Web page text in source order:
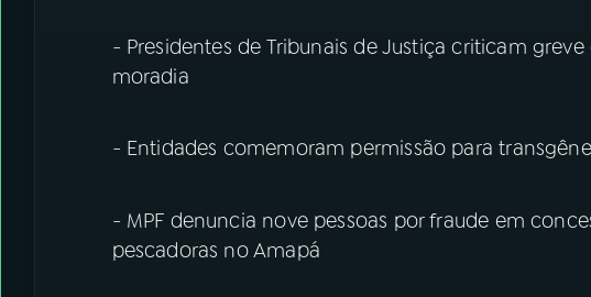
- Presidentes de Tribunais de Justiça criticam
moradia
- Entidades comemoram permissão para
- MPF denuncia nove pessoas por fraude em
pescadoras no Amapá